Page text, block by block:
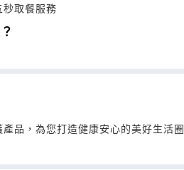
取餐服務
品，為您打造健康安心的美好生活圈